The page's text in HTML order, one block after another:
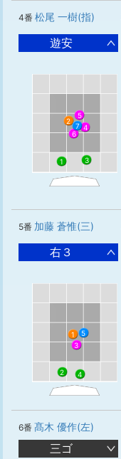
4番 松尾 一樹(指)
遊安
1
2
3
4
5
6
7
5番 加藤 蒼惟(三)
右３
1
2
3
4
5
6番 髙木 優作(左)
三ゴ